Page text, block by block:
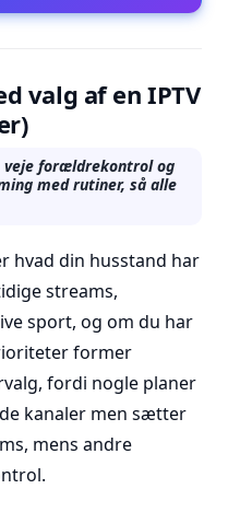
valg af en IPTV
veje forældrekontrol og
med rutiner, så alle
hvad din husstand har
streams,
sport, og om du har
former
fordi nogle planer
kanaler men sætter
mens andre